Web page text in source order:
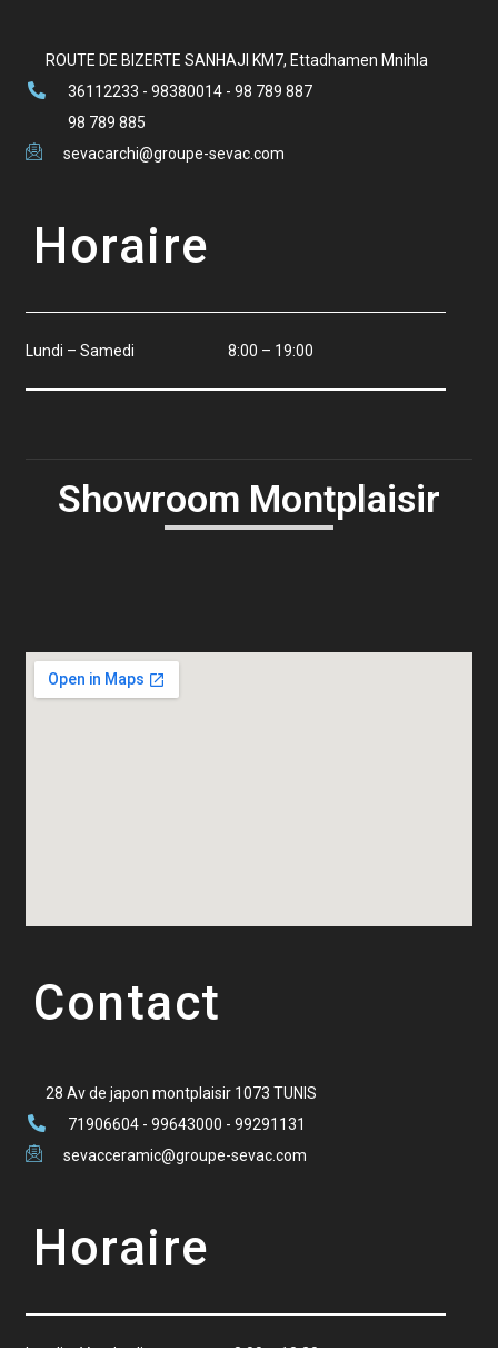
ROUTE DE BIZERTE SANHAJI KM7, Ettadhamen Mnihla
36112233 - 98380014 - 98 789 887
98 789 885
sevacarchi@groupe-sevac.com
Horaire
Lundi – Samedi 8:00 – 19:00
Showroom Montplaisir
Contact
28 Av de japon montplaisir 1073 TUNIS
71906604 - 99643000 - 99291131
sevacceramic@groupe-sevac.com
Horaire